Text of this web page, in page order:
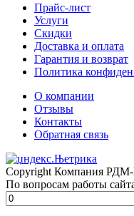
Прайс-лист
Услуги
Скидки
Доставка и оплата
Гарантия и возврат
Политика
О компании
Отзывы
Контакты
Обратная связь
Copyright Компания РДМ-
По вопросам работы